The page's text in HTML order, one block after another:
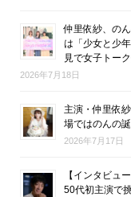
仲里依紗、の
は「少女と少
見で女子トー
2026年7月18日
主演・仲里依
場ではのんの
2026年7月17日
【インタビュ
50代初主演で